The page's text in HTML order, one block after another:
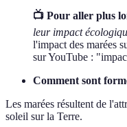
📺 Pour aller plus
leur impact
l'impact des marées
sur YouTube :
Comment sont
Les marées résultent de
soleil sur la Terre.